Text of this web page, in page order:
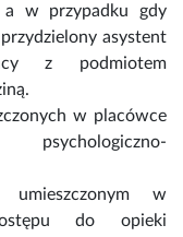
a w przypadku gdy
asystent
z podmiotem
w placówce
umieszczonym w
do opieki